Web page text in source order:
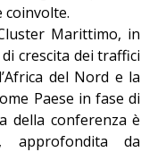
coinvolte.
Marittimo, in
crescita dei traffici
del Nord e la
Paese in fase di
della conferenza è
approfondita da